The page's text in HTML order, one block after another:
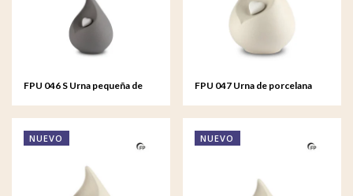
FPU 046 S Urna pequeña de
FPU 047 Urna de porcelana
NUEVO NUEVO